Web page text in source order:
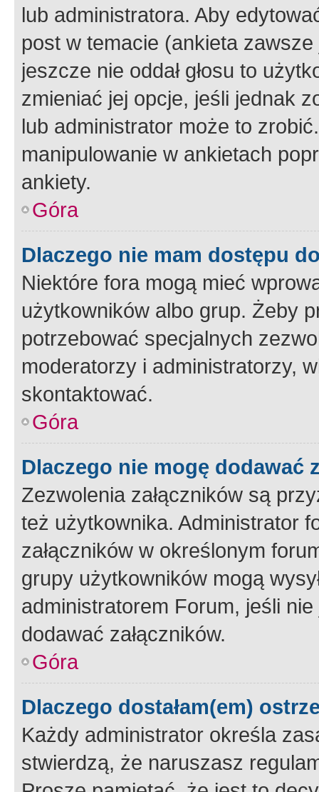
lub administratora. Aby
post w temacie (ankieta
jeszcze nie oddał głosu to
zmieniać jej opcje, jeśli jednak
lub administrator może to
manipulowanie w ankietach
ankiety.
Góra
Dlaczego nie mam dostępu
Niektóre fora mogą mieć
użytkowników albo grup. Żeby
potrzebować specjalnych
moderatorzy i administratorzy,
skontaktować.
Góra
Dlaczego nie mogę dodawać
Zezwolenia załączników są
też użytkownika. Administrator
załączników w określonym
grupy użytkowników mogą
administratorem Forum, jeśli
dodawać załączników.
Góra
Dlaczego dostałam(em)
Każdy administrator określa
stwierdzą, że naruszasz